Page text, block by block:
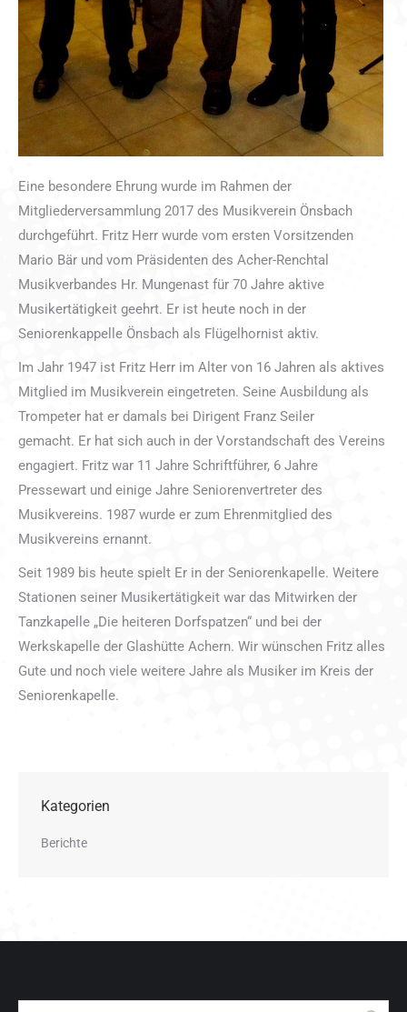
Eine besondere Ehrung wurde im Rahmen der
Mitgliederversammlung 2017 des Musikverein Önsbach
durchgeführt. Fritz Herr wurde vom ersten Vorsitzenden
Mario Bär und vom Präsidenten des Acher-Renchtal
Musikverbandes Hr. Mungenast für 70 Jahre aktive
Musikertätigkeit geehrt. Er ist heute noch in der
Seniorenkappelle Önsbach als Flügelhornist aktiv.
Im Jahr 1947 ist Fritz Herr im Alter von 16 Jahren als aktives
Mitglied im Musikverein eingetreten. Seine Ausbildung als
Trompeter hat er damals bei Dirigent Franz Seiler
gemacht. Er hat sich auch in der Vorstandschaft des Vereins
engagiert. Fritz war 11 Jahre Schriftführer, 6 Jahre
Pressewart und einige Jahre Seniorenvertreter des
Musikvereins. 1987 wurde er zum Ehrenmitglied des
Musikvereins ernannt.
Seit 1989 bis heute spielt Er in der Seniorenkapelle. Weitere
Stationen seiner Musikertätigkeit war das Mitwirken der
Tanzkapelle „Die heiteren Dorfspatzen“ und bei der
Werkskapelle der Glashütte Achern. Wir wünschen Fritz alles
Gute und noch viele weitere Jahre als Musiker im Kreis der
Seniorenkapelle.
Kategorien
Berichte